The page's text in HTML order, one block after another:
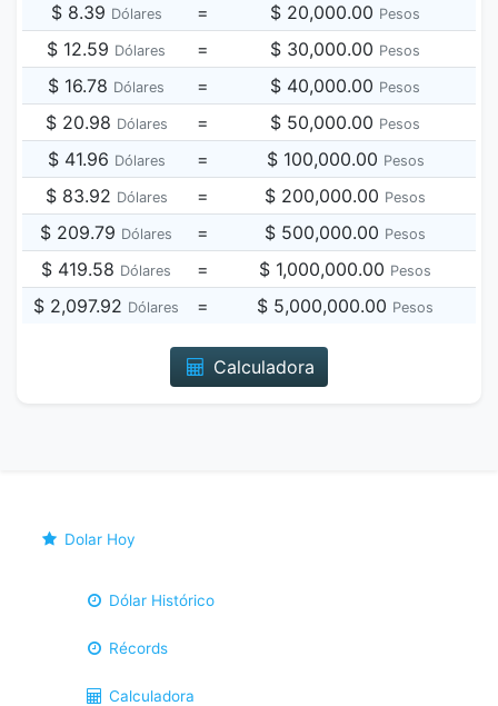
$ 8.39 Dólares = $ 20,000.00 Pesos
$ 12.59 Dólares = $ 30,000.00 Pesos
$ 16.78 Dólares = $ 40,000.00 Pesos
$ 20.98 Dólares = $ 50,000.00 Pesos
$ 41.96 Dólares = $ 100,000.00 Pesos
$ 83.92 Dólares = $ 200,000.00 Pesos
$ 209.79 Dólares = $ 500,000.00 Pesos
$ 419.58 Dólares = $ 1,000,000.00 Pesos
$ 2,097.92 Dólares = $ 5,000,000.00 Pesos
Calculadora
Dolar Hoy
Dólar Histórico
Récords
Calculadora